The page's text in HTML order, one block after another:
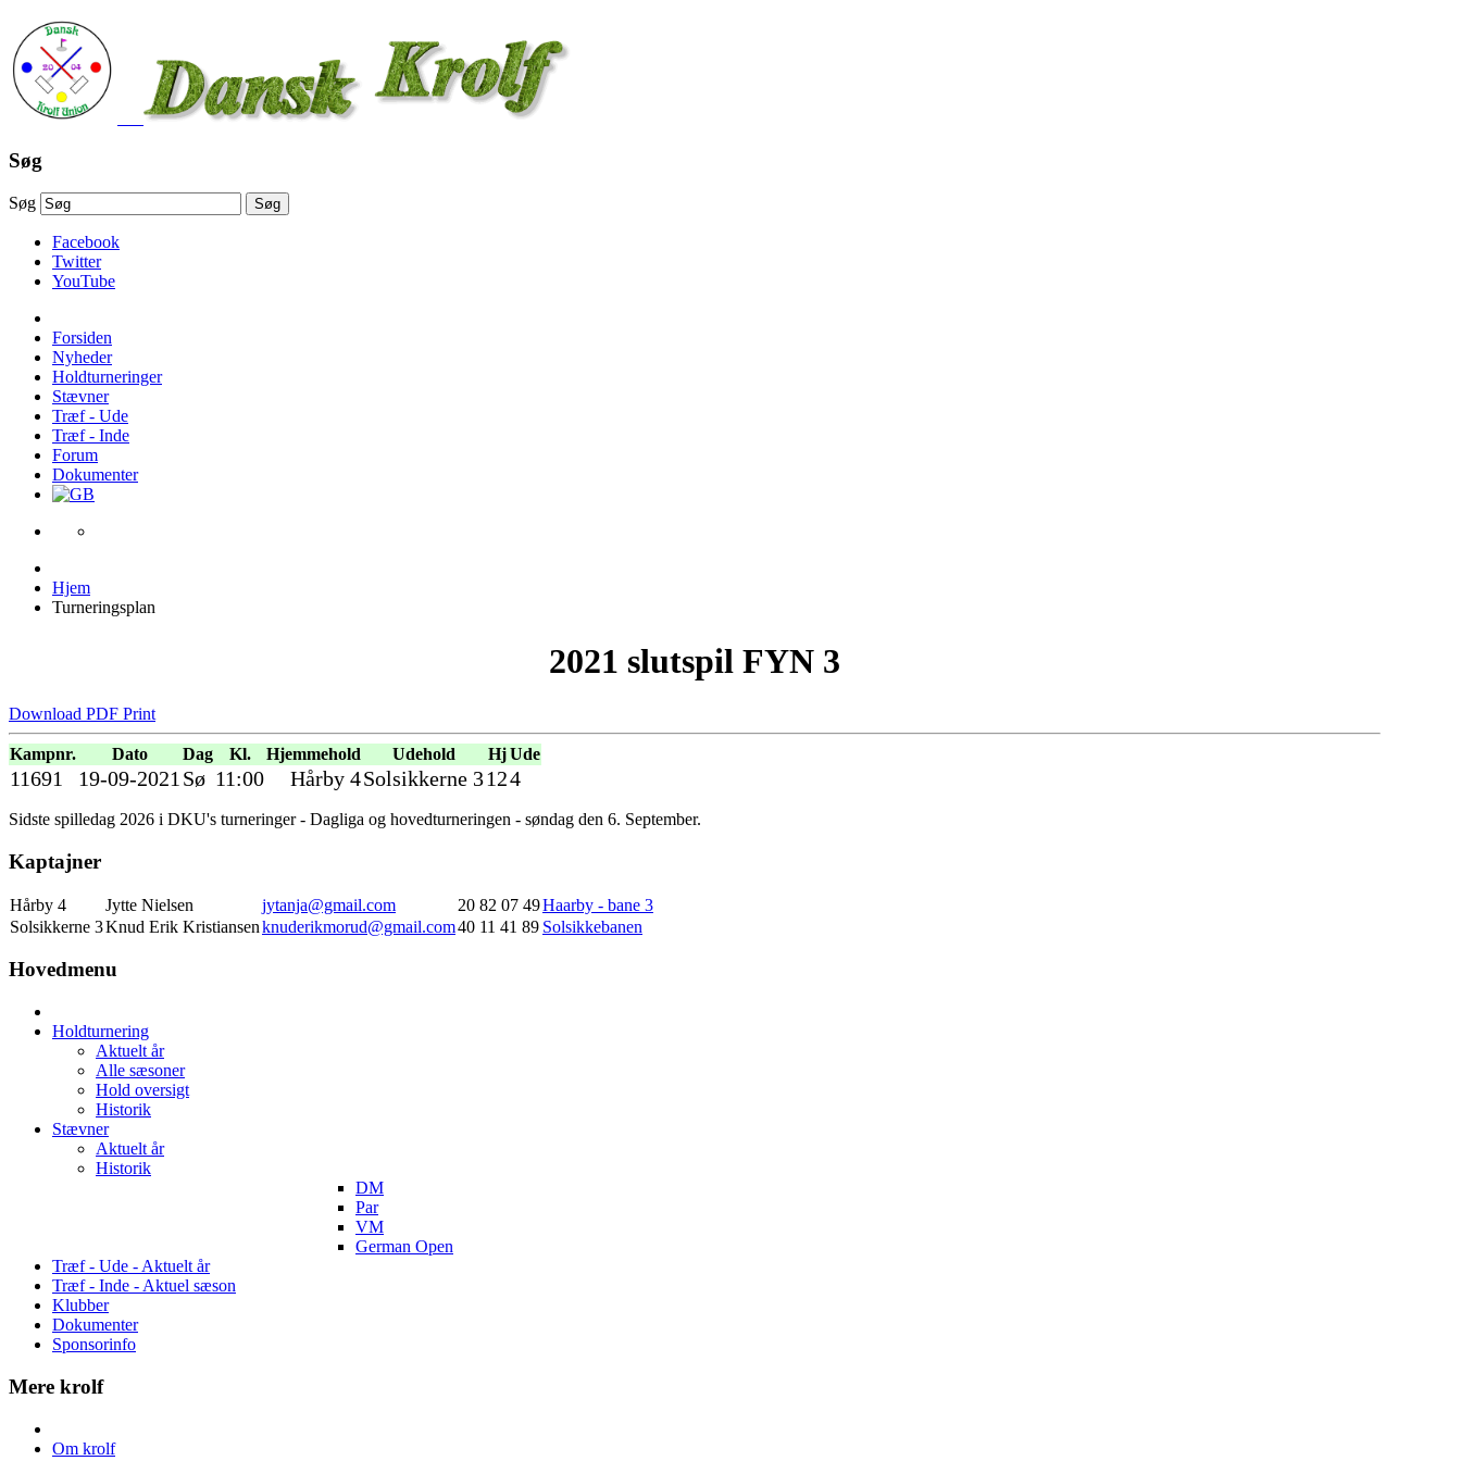
Søg
Søg Søg
Facebook
Twitter
YouTube
Forsiden
Nyheder
Holdturneringer
Stævner
Træf - Ude
Træf - Inde
Forum
Dokumenter
Hjem
Turneringsplan
2021 slutspil FYN 3
Download PDF Print
Kampnr. Dato Dag Kl. Hjemmehold Udehold Hj Ude
11691 19-09-2021 Sø 11:00 Hårby 4Solsikkerne 3124
Sidste spilledag 2026 i DKU's turneringer - Dagliga og hovedturneringen - søndag den 6. September.
Kaptajner
Hårby 4 Jytte Nielsen jytanja@gmail.com 20 82 07 49Haarby - bane 3
Solsikkerne 3Knud Erik Kristiansenknuderikmorud@gmail.com40 11 41 89 Solsikkebanen
Hovedmenu
Holdturnering
Aktuelt år
Alle sæsoner
Hold oversigt
Historik
Stævner
Aktuelt år
Historik
DM
Par
VM
German Open
Træf - Ude - Aktuelt år
Træf - Inde - Aktuel sæson
Klubber
Dokumenter
Sponsorinfo
Mere krolf
Om krolf